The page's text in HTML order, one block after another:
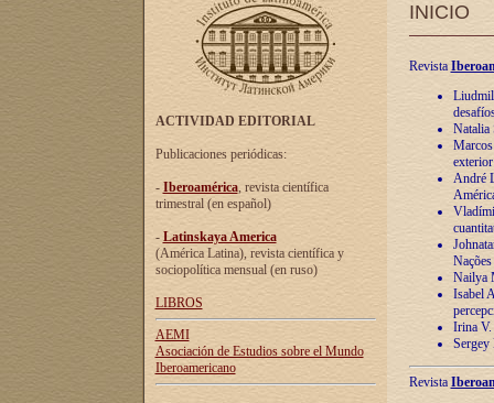
ACTIVIDAD EDITORIAL
Publicaciones periódicas:
- Iberoamérica, revista científica
trimestral (en español)
- Latinskaya America
(América Latina), revista científica y
sociopolítica mensual (en ruso)
LIBROS
AEMI
Asociación de Estudios sobre el Mundo
Iberoamericano
INICIO
Revista
Natalia
André
Nailya
Isabel
Irina V.
Sergey
Revista